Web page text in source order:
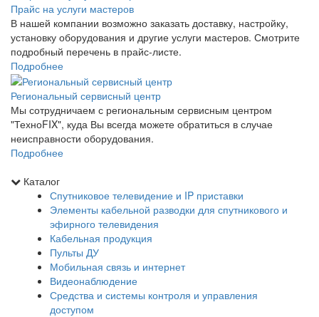
Прайс на услуги мастеров
В нашей компании возможно заказать доставку, настройку,
установку оборудования и другие услуги мастеров. Смотрите
подробный перечень в прайс-листе.
Подробнее
Региональный сервисный центр
Мы сотрудничаем с региональным сервисным центром
"ТехноFIX", куда Вы всегда можете обратиться в случае
неисправности оборудования.
Подробнее
Каталог
Спутниковое телевидение и IP приставки
Элементы кабельной разводки для спутникового и
эфирного телевидения
Кабельная продукция
Пульты ДУ
Мобильная связь и интернет
Видеонаблюдение
Средства и системы контроля и управления
доступом